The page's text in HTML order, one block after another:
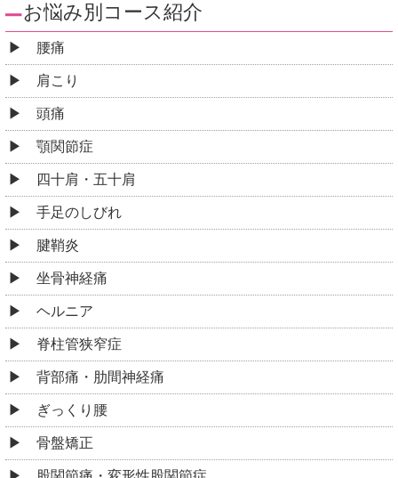
お悩み別コース紹介
腰痛
肩こり
頭痛
顎関節症
四十肩・五十肩
手足のしびれ
腱鞘炎
坐骨神経痛
ヘルニア
脊柱管狭窄症
背部痛・肋間神経痛
ぎっくり腰
骨盤矯正